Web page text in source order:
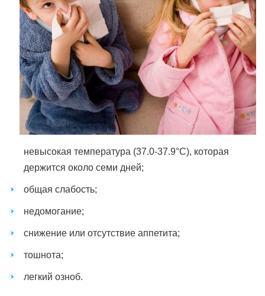
невысокая температура (37.0-37.9°С), которая
держится около семи дней;
общая слабость;
недомогание;
снижение или отсутствие аппетита;
тошнота;
легкий озноб.